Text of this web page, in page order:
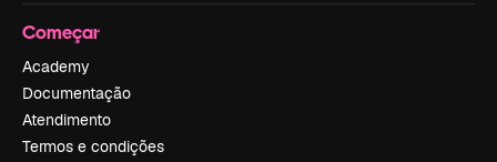
Começar
Academy
Documentação
Atendimento
Termos e condições